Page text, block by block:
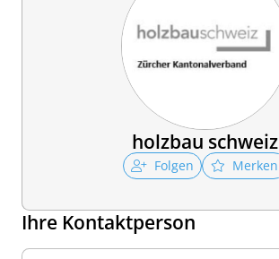
holzbau schweiz
Folgen Merken
Ihre Kontaktperson